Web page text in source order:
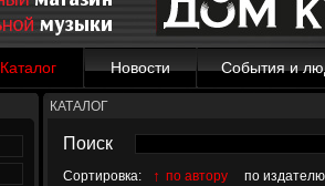
Каталог Новости События и
КАТАЛОГ
Поиск
Сортировка: ↑ по автору
по издателю